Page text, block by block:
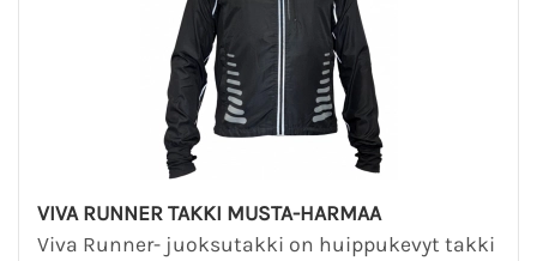
VIVA RUNNER TAKKI MUSTA-HARMAA
Viva Runner- juoksutakki on huippukevyt takki